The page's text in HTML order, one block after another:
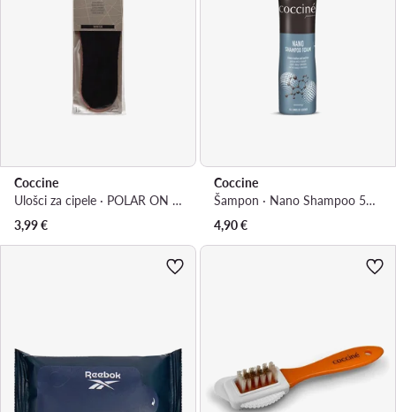
Coccine
Ulošci za cipele · POLAR ON LATEX WKŁADKA NR 41-42AZ
3,99€
Coccine
Šampon · Nano Shampoo 55/547/150
4,90€